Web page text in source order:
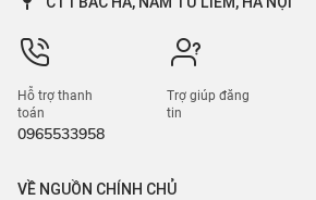
Hỗ trợ thanh
toán
0965533958
Trợ giúp đăng
tin
VỀ NGUỒN CHÍNH CHỦ